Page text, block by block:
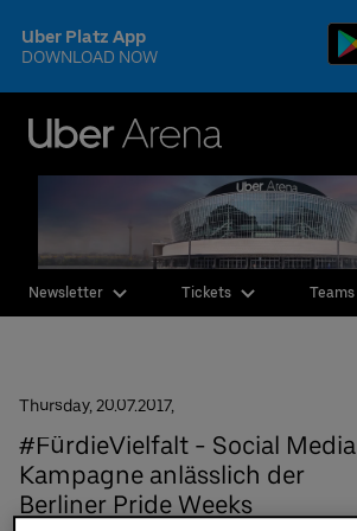
to
content
Tickets
Uber Platz App
DOWNLOAD NOW
English
Events & Tickets
Visit
The Venue
CSR & Sustainability
Newsletter Tickets Teams
Thursday, 20.07.2017,
#FürdieVielfalt - Social Media
Kampagne anlässlich der
Berliner Pride Weeks